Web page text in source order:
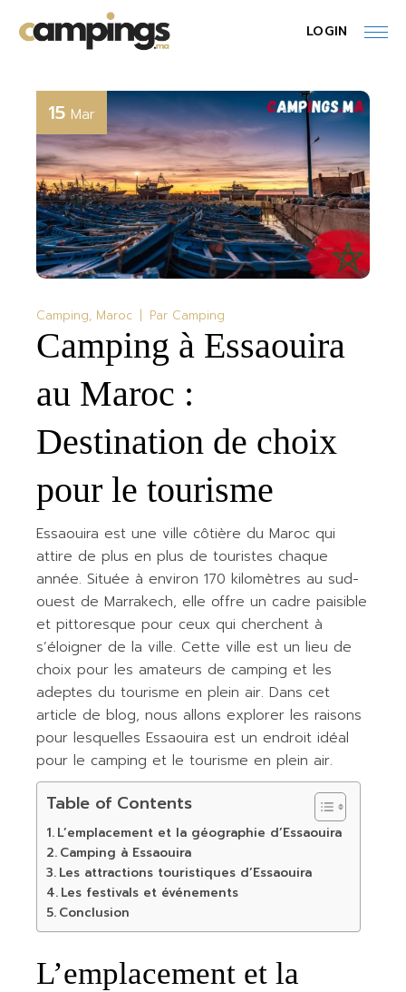
the
content
LOGIN
15 Mar
Camping Maroc Par Camping
Camping à Essaouira
au Maroc :
Destination de choix
pour le tourisme
Essaouira est une ville côtière du Maroc qui
attire de plus en plus de touristes chaque
année. Située à environ 170 kilomètres au sud-
ouest de Marrakech, elle offre un cadre paisible
et pittoresque pour ceux qui cherchent à
s’éloigner de la ville. Cette ville est un lieu de
choix pour les amateurs de camping et les
adeptes du tourisme en plein air. Dans cet
article de blog, nous allons explorer les raisons
pour lesquelles Essaouira est un endroit idéal
pour le camping et le tourisme en plein air.
Table of Contents
L’emplacement et la géographie d’Essaouira
Camping à Essaouira
Les attractions touristiques d’Essaouira
Les festivals et événements
Conclusion
L’emplacement et la